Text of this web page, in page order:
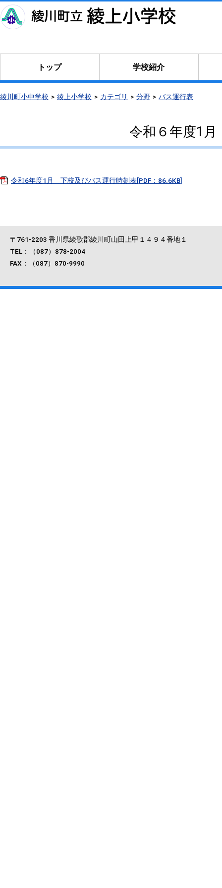
本
文
動
トップ 学校紹介
綾川町小中学校 綾上小学校 カテゴリ 分野 バス運行表
令和６年度1
令和6年度1月 下校及びバス運行時刻表[PDF：86.6KB]
〒761-2203 香川県綾歌郡綾川町山田上甲１４９４番地１
TEL：（087）878-2004
FAX：（087）870-9990